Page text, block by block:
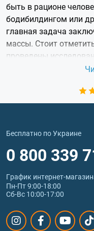
быть в рационе
бодибилдингом или
главная задача
массы. Стоит
проведены
эффективность этой
Олимпийским
отметить, что данный
организма, а также
Creatine - что
Креатин
формируется из таких
метионина, а также
процесс в таких
печень;
Бесплатно по Украине
0 800 339
График
Пн-Пт 9:00-18:00
Сб-Вс 10:00-17:00